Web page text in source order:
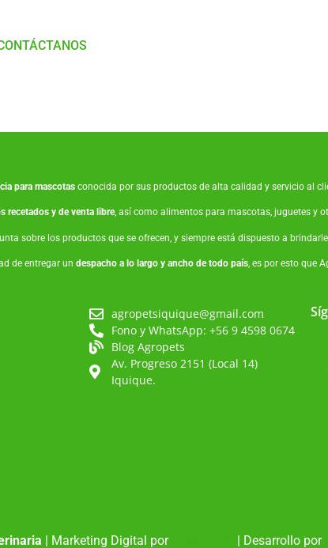
para mascotasconocida por sus productos de alta calidad y servicio al
recetados y de venta libre, así como alimentos para mascotas, juguetes y
sobre los productos que se ofrecen, y siempre está dispuesto a
de entregar un despacho a lo largo y ancho de todo país, es por esto que
agropetsiquique@gmail.com
Fono y WhatsApp: +56 9 4598 0674
Blog Agropets
Av. Progreso 2151 (Local 14)
Iquique.
| Marketing Digital por | Desarrollo por